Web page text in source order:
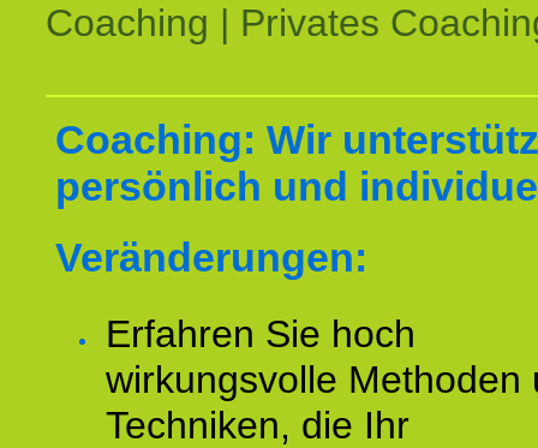
Coaching | Privates
Coaching: Wir
persönlich und
Veränderungen:
Erfahren Sie hoch
wirkungsvolle Methoden
Techniken, die Ihr